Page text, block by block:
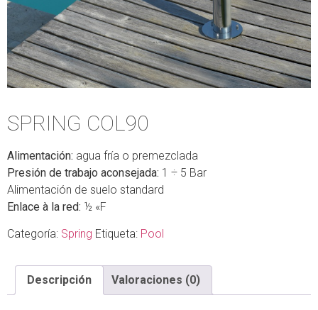
SPRING COL90
Alimentación: agua fría o premezclada
Presión de trabajo aconsejada: 1 ÷ 5 Bar
Alimentación de suelo standard
Enlace à la red: ½ «F
Categoría: Spring Etiqueta: Pool
Descripción Valoraciones (0)